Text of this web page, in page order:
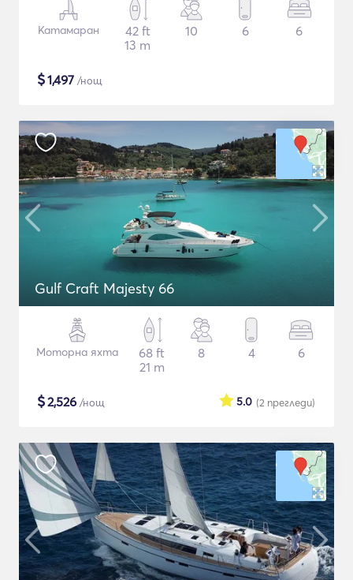
Катамаран
42 ft
13 m
10 6 6
$1,497 /нощ
Gulf Craft Majesty 66
Моторна яхта
68 ft
21 m
8 4 6
$2,526 /нощ (2 прегледи)
5.0